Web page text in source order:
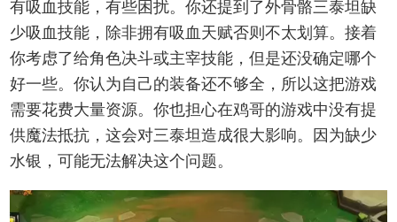
有吸血技能，有些困扰。你还提到了外骨骼三泰坦缺
少吸血技能，除非拥有吸血天赋否则不太划算。接着
你考虑了给角色决斗或主宰技能，但是还没确定哪个
好一些。你认为自己的装备还不够全，所以这把游戏
需要花费大量资源。你也担心在鸡哥的游戏中没有提
供魔法抵抗，这会对三泰坦造成很大影响。因为缺少
水银，可能无法解决这个问题。